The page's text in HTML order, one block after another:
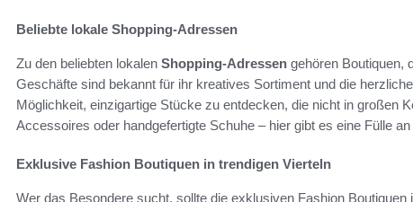
Beliebte lokale Shopping-Adressen
Zu den beliebten lokalen Shopping-Adressen gehören Boutiquen,
Geschäfte sind bekannt für ihr kreatives Sortiment und die
Möglichkeit, einzigartige Stücke zu entdecken, die nicht in großen
Accessoires oder handgefertigte Schuhe – hier gibt es eine Fülle
Exklusive Fashion Boutiquen in trendigen Vierteln
Wer das Besondere sucht, sollte die exklusiven Fashion